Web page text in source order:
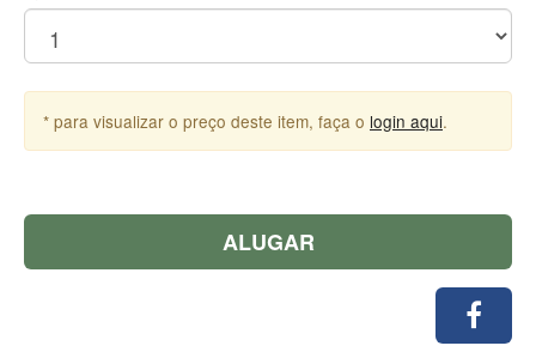
* para visualizar o preço deste item, faça o login aqui.
ALUGAR